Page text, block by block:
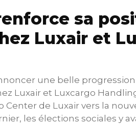
renforce sa
Luxair et
une belle
Luxair et Luxcargo
Center de Luxair vers la
les élections sociales y